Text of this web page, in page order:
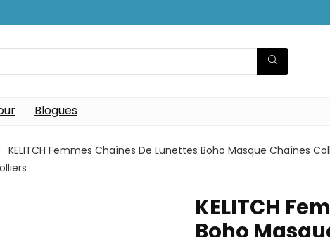
Blogues
KELITCH Femmes Chaînes De Lunettes Boho Masque Chaînes
KELITCH
Boho